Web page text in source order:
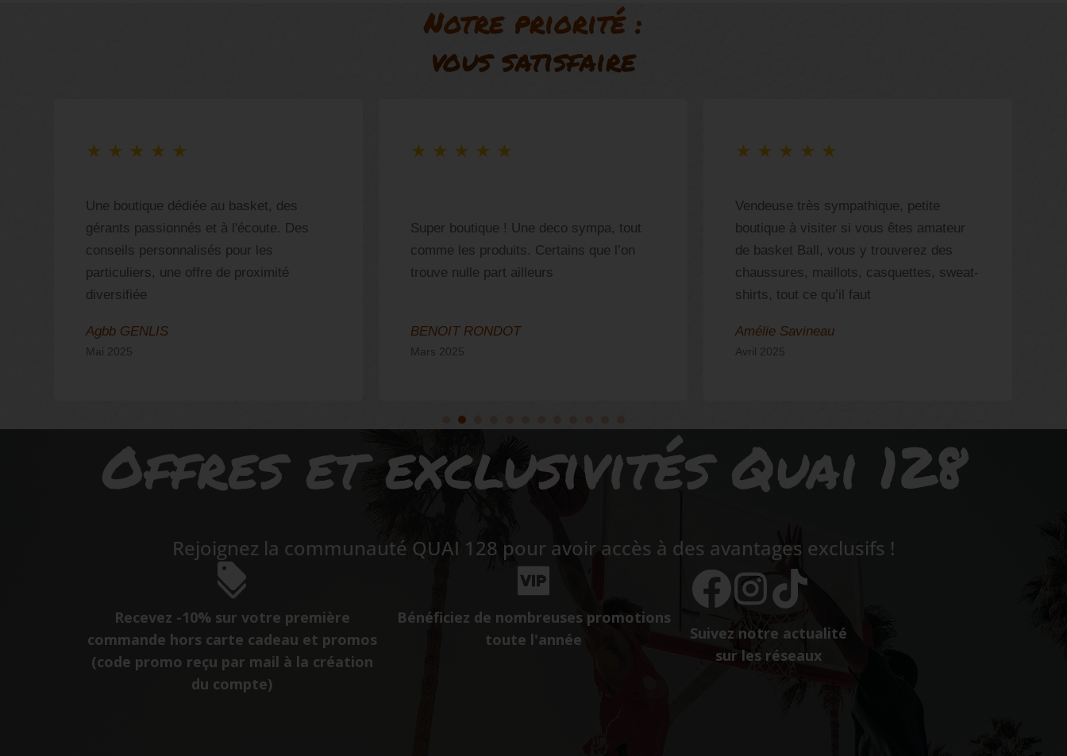
Notre priorité :
vous satisfaire
★ ★ ★ ★ ★
Une boutique dédiée au basket, des
gérants passionnés et à l'écoute. Des
conseils personnalisés pour les
particuliers, une offre de proximité
diversifiée
Agbb GENLIS
Mai 2025
★ ★ ★ ★ ★
Super boutique ! Une deco sympa, tout
comme les produits. Certains que l’on
trouve nulle part ailleurs
BENOIT RONDOT
Mars 2025
★ ★ ★ ★ ★
Vendeuse très sympathique, petite
boutique à visiter si vous êtes amateur
de basket Ball, vous y trouverez des
chaussures, maillots, casquettes, sweat-
shirts, tout ce qu’il faut
Amélie Savineau
Avril 2025
Offres et exclusivités Quai 128
Rejoignez la communauté QUAI 128 pour avoir accès à des avantages exclusifs !
Recevez -10% sur votre première
commande hors carte cadeau et promos
(code promo reçu par mail à la création
du compte)
Bénéficiez de nombreuses promotions
toute l'année
Suivez notre actualité
sur les réseaux